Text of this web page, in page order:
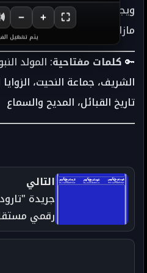
ويجسد استمرارية التقاليد
مازالت تنبض بالحياة.
🔑كلمات مفتاحية: المولد
الشريف، جماعة النحيت،
تاريخ القبائل، المديح والسماع
التالي
جريدة
رقمي
: عبد
− + ⛶
يتم تشغيل